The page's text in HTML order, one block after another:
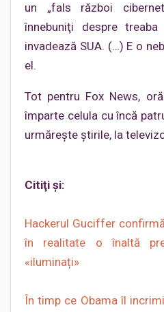
un „fals război
înnebuniţi despre
invadează SUA. (…) E o
el.
Tot pentru Fox News,
împarte celula cu încă
urmăreşte ştirile, la
Citiţi şi:
Hackerul Guciffer
în realitate o înaltă
«iluminați»
În timp ce Obama îl